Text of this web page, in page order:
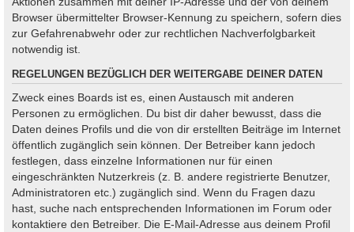
Browser übermittelter Browser-Kennung zu speichern, sofern dies
zur Gefahrenabwehr oder zur rechtlichen Nachverfolgbarkeit
notwendig ist.
REGELUNGEN BEZÜGLICH DER WEITERGABE DEINER DATEN
Zweck eines Boards ist es, einen Austausch mit anderen
Personen zu ermöglichen. Du bist dir daher bewusst, dass die
Daten deines Profils und die von dir erstellten Beiträge im Internet
öffentlich zugänglich sein können. Der Betreiber kann jedoch
festlegen, dass einzelne Informationen nur für einen
eingeschränkten Nutzerkreis (z. B. andere registrierte Benutzer,
Administratoren etc.) zugänglich sind. Wenn du Fragen dazu
hast, suche nach entsprechenden Informationen im Forum oder
kontaktiere den Betreiber. Die E-Mail-Adresse aus deinem Profil